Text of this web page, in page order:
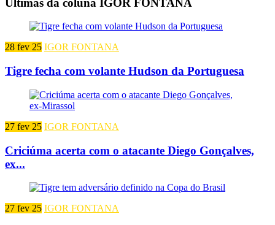
Últimas da coluna IGOR FONTANA
28 fev 25 IGOR FONTANA
Tigre fecha com volante Hudson da Portuguesa
27 fev 25 IGOR FONTANA
Criciúma acerta com o atacante Diego Gonçalves,
ex...
27 fev 25 IGOR FONTANA